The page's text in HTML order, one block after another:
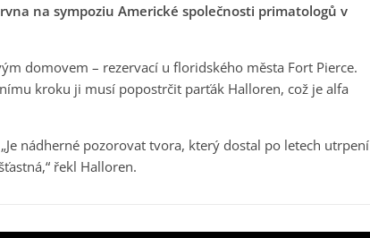
na sympoziu Americké společnosti primatologů v
domovem – rezervací u floridského města Fort Pierce.
kroku ji musí popostrčit parťák Halloren, což je alfa
nádherné pozorovat tvora, který dostal po letech utrpení
řekl Halloren.